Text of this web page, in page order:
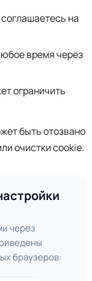
на
время через
ограничить
быть отозвано
очистки cookie.
через
браузеров: